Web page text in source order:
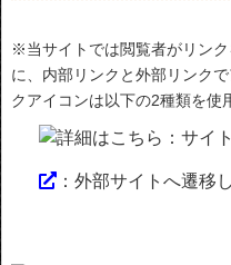
※当サイトでは閲覧者がリン
に、内部リンクと外部リンク
クアイコンは以下の2種類を使
：サイ
：外部サイトへ遷移